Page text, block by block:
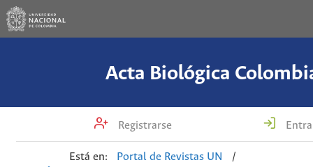
Acta Biológica
Registrarse
Está en: Portal de Revistas UN
/